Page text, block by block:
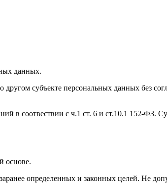
данных.
субъекте персональных данных без
в соотвествии с ч.1 ст. 6 и ст.10.1 152-ФЗ.
основе.
определенных и законных целей. Не